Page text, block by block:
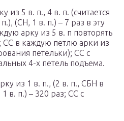
из 5 в. п., 4 в. п. (считается
(СН, 1 в. п.) – 7 раз в эту
арку из 5 в. п повторять
СС в каждую петлю арки из
петельки); СС с
4-х петель подъема.
из 1 в. п., (2 в. п., СБН в
в. п.) – 320 раз; СС с